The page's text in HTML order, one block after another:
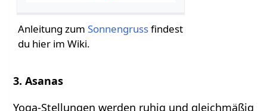
Anleitung zumSonnengrussfindest
du hier im Wiki.
3. Asanas
Yoga-Stellungen werden ruhig und gleichmäßig